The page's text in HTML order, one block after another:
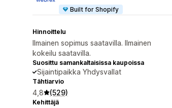
Built for Shopify
Hinnoittelu
Ilmainen sopimus saatavilla. Ilmainen
kokeilu saatavilla.
Suosittu samankaltaisissa kaupoissa
Sijaintipaikka Yhdysvallat
Tähtiarvio
4,8 (529)
Kehittäjä